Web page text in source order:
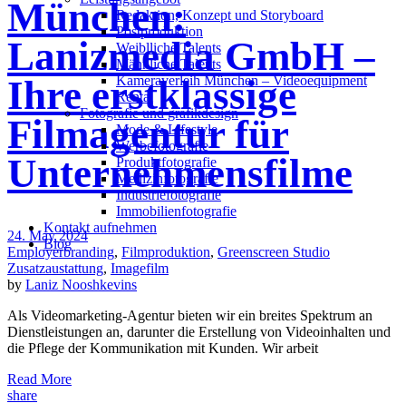
Redak­ti­on, Kon­zept und Storyboard
Post­pro­duk­ti­on
Weiblliche Talents
Männliche Talents
Kameraverleih München – Videoequipment
Rental
Fotografie und grafikdesign
Mode & Lifestyle
Werbefotografie
Produktfotografie
Medizinfotografie
Industriefotografie
Immobilienfotografie
Kontakt aufnehmen
Blog
München:
Lanizmedia GmbH –
Ihre erstklassige
Filmagentur für
Unternehmensfilme
24. May 2024
Employerbranding, Filmproduktion, Greenscreen Studio
Zusatzaustattung, Imagefilm
by Laniz Nooshkevins
Als Videomarketing-Agentur bieten wir ein breites Spektrum an
Dienstleistungen an, darunter die Erstellung von Videoinhalten und
die Pflege der Kommunikation mit Kunden. Wir arbeit
Read More
share